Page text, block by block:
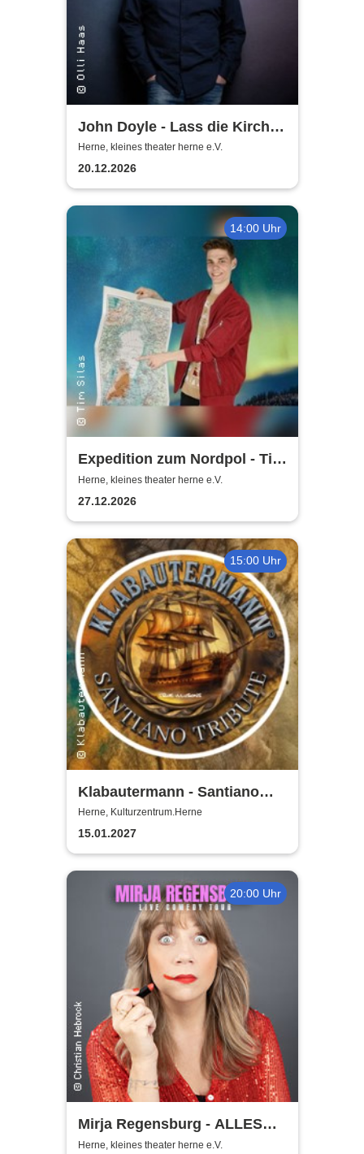
John Doyle - Lass die Kirche
im Dorf
Herne, kleines theater herne e.V.
20.12.2026
14:00 Uhr
Expedition zum Nordpol - Tim
Silas "Die magische Familien-
Weihnachtsshow"
Herne, kleines theater herne e.V.
27.12.2026
15:00 Uhr
Klabautermann - Santiano
Tribute Show
Herne, Kulturzentrum.Herne
15.01.2027
20:00 Uhr
Mirja Regensburg - ALLES
WIRD GUT!
Herne, kleines theater herne e.V.